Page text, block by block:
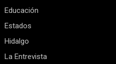
Educación
Estados
Hidalgo
La Entrevista